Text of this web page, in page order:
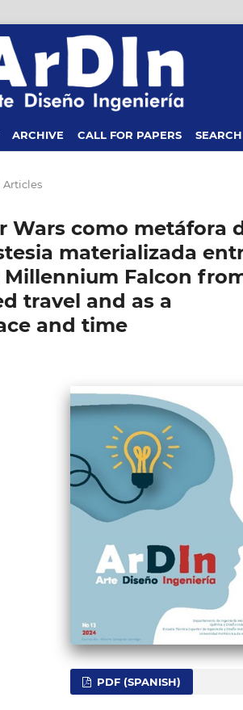
ARCHIVE CALL FOR PAPERS SEARCH
Articles
Wars como metáfora
materializada
Falcon
travel and as a
and time
PDF (SPANISH)